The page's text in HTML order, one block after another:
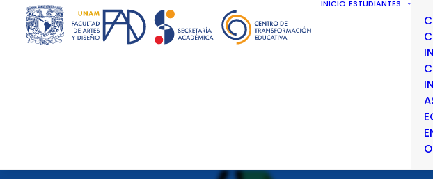
INICIO ESTUDIANTES